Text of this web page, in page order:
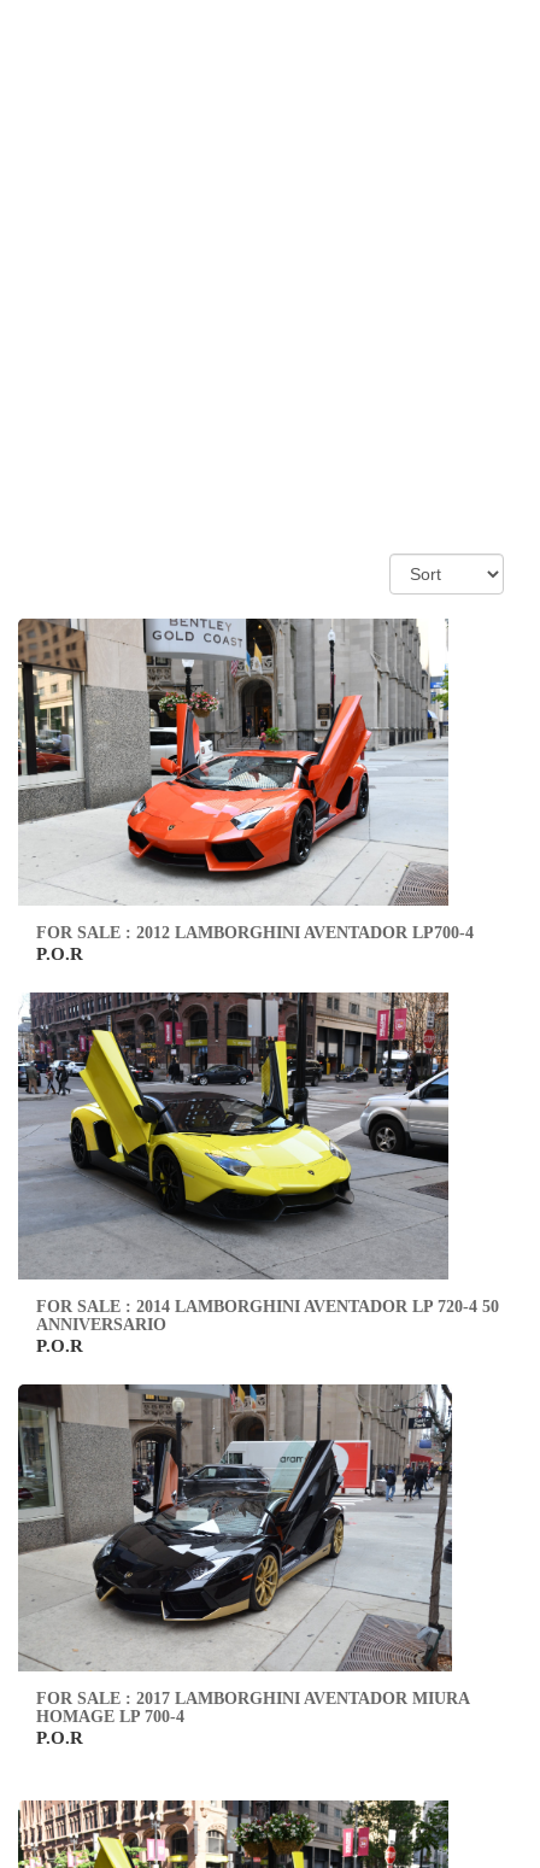
FOR SALE : 2012 LAMBORGHINI AVENTADOR LP700-4
P.O.R
FOR SALE : 2014 LAMBORGHINI AVENTADOR LP 720-4 50
ANNIVERSARIO
P.O.R
FOR SALE : 2017 LAMBORGHINI AVENTADOR MIURA
HOMAGE LP 700-4
P.O.R